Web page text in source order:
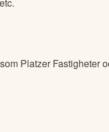
Platzer Fastigheter